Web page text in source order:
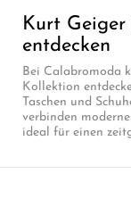
Kurt
entdecken
Bei Calabromoda
Kollektion
Taschen und
verbinden
ideal für einen